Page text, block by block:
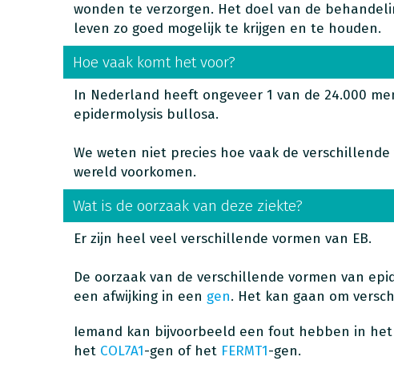
wonden te verzorgen. Het doel van de
leven zo goed mogelijk te krijgen en te houden.
Hoe vaak komt het voor?
In Nederland heeft ongeveer 1 van de 24.000
epidermolysis bullosa.
We weten niet precies hoe vaak de
wereld voorkomen.
Wat is de oorzaak van deze ziekte?
Er zijn heel veel verschillende vormen van EB.
De oorzaak van de verschillende vormen van
een afwijking in een gen. Het kan gaan om
Iemand kan bijvoorbeeld een fout hebben in het
het COL7A1-gen of het FERMT1-gen.